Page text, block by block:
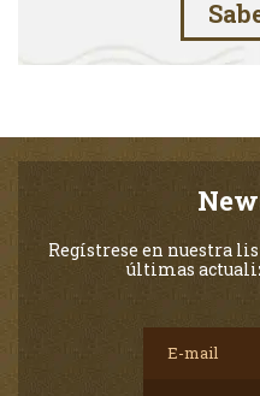
Regístrese en nuestra
últimas